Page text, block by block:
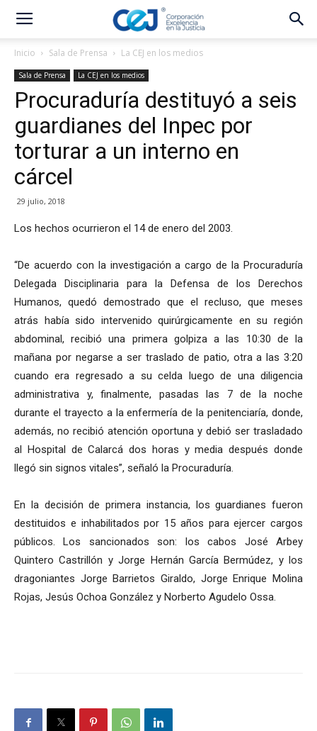
Inicio Sala de Prensa La CEJ en los medios
Sala de Prensa La CEJ en los medios
Procuraduría destituyó a seis
guardianes del Inpec por
torturar a un interno en
cárcel
29 julio, 2018
Los hechos ocurrieron el 14 de enero del 2003.
“De acuerdo con la investigación a cargo de la Procuraduría
Delegada Disciplinaria para la Defensa de los Derechos
Humanos, quedó demostrado que el recluso, que meses
atrás había sido intervenido quirúrgicamente en su región
abdominal, recibió una primera golpiza a las 10:30 de la
mañana por negarse a ser traslado de patio, otra a las 3:20
cuando era regresado a su celda luego de una diligencia
administrativa y, finalmente, pasadas las 7 de la noche
durante el trayecto a la enfermería de la penitenciaría, donde,
además, no recibió atención oportuna y debió ser trasladado
al Hospital de Calarcá dos horas y media después donde
llegó sin signos vitales”, señaló la Procuraduría.
En la decisión de primera instancia, los guardianes fueron
destituidos e inhabilitados por 15 años para ejercer cargos
públicos. Los sancionados son: los cabos José Arbey
Quintero Castrillón y Jorge Hernán García Bermúdez, y los
dragoniantes Jorge Barrietos Giraldo, Jorge Enrique Molina
Rojas, Jesús Ochoa González y Norberto Agudelo Ossa.